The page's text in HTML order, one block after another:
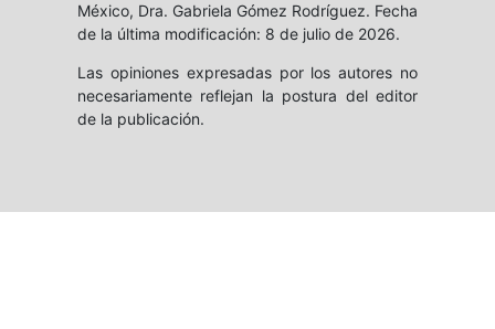
México, Dra. Gabriela Gómez Rodríguez. Fecha
de la última modificación: 8 de julio de 2026.
Las opiniones expresadas por los autores no
necesariamente reflejan la postura del editor
de la publicación.